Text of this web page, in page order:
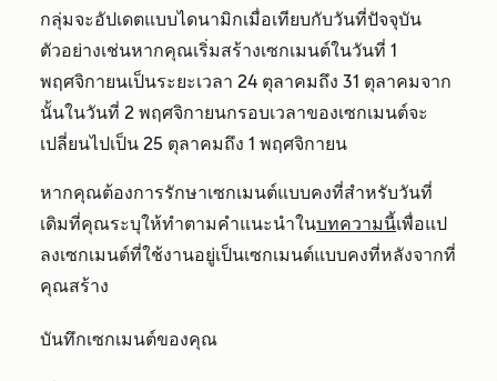
กลุ่มจะอัปเดตแบบไดนามิกเมื่อเทียบกับวันที่ปัจจุบัน
ตัวอย่างเช่นหากคุณเริ่มสร้างเซกเมนต์ในวันที่ 1
พฤศจิกายนเป็นระยะเวลา 24 ตุลาคมถึง 31 ตุลาคมจาก
นั้นในวันที่ 2 พฤศจิกายนกรอบเวลาของเซกเมนต์จะ
เปลี่ยนไปเป็น 25 ตุลาคมถึง 1 พฤศจิกายน
หากคุณต้องการรักษาเซกเมนต์แบบคงที่สำหรับวันที่
เดิมที่คุณระบุให้ทำตามคำแนะนำในบทความนี้เพื่อแป
ลงเซกเมนต์ที่ใช้งานอยู่เป็นเซกเมนต์แบบคงที่หลังจากที่
คุณสร้าง
บันทึกเซกเมนต์ของคุณ